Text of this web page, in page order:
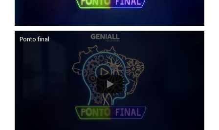
Ponto final